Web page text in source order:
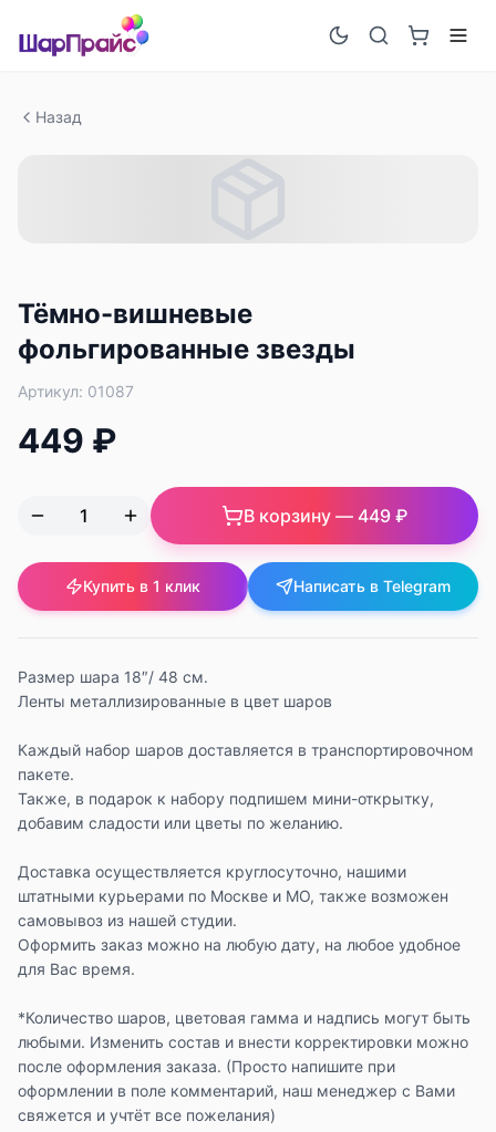
Назад
Тёмно-вишневые
фольгированные звезды
Артикул: 01087
449 ₽
В корзину — 449 ₽
Купить в 1 клик Написать в Telegram
Размер шара 18″/ 48 см.
Ленты металлизированные в цвет шаров
Каждый набор шаров доставляется в транспортировочном
пакете.
Также, в подарок к набору подпишем мини-открытку,
добавим сладости или цветы по желанию.
Доставка осуществляется круглосуточно, нашими
штатными курьерами по Москве и МО, также возможен
самовывоз из нашей студии.
Оформить заказ можно на любую дату, на любое удобное
для Вас время.
*Количество шаров, цветовая гамма и надпись могут быть
любыми. Изменить состав и внести корректировки можно
после оформления заказа. (Просто напишите при
оформлении в поле комментарий, наш менеджер с Вами
свяжется и учтёт все пожелания)